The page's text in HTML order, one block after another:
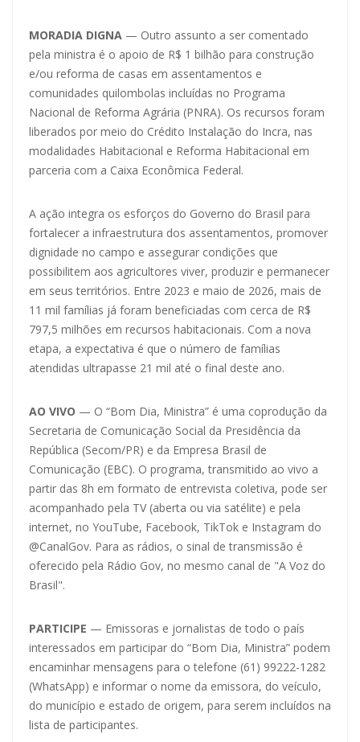
MORADIA DIGNA — Outro assunto a ser comentado
pela ministra é o apoio de R$ 1 bilhão para construção
e/ou reforma de casas em assentamentos e
comunidades quilombolas incluídas no Programa
Nacional de Reforma Agrária (PNRA). Os recursos foram
liberados por meio do Crédito Instalação do Incra, nas
modalidades Habitacional e Reforma Habitacional em
parceria com a Caixa Econômica Federal.
A ação integra os esforços do Governo do Brasil para
fortalecer a infraestrutura dos assentamentos, promover
dignidade no campo e assegurar condições que
possibilitem aos agricultores viver, produzir e permanecer
em seus territórios. Entre 2023 e maio de 2026, mais de
11 mil famílias já foram beneficiadas com cerca de R$
797,5 milhões em recursos habitacionais. Com a nova
etapa, a expectativa é que o número de famílias
atendidas ultrapasse 21 mil até o final deste ano.
AO VIVO — O “Bom Dia, Ministra” é uma coprodução da
Secretaria de Comunicação Social da Presidência da
República (Secom/PR) e da Empresa Brasil de
Comunicação (EBC). O programa, transmitido ao vivo a
partir das 8h em formato de entrevista coletiva, pode ser
acompanhado pela TV (aberta ou via satélite) e pela
internet, no YouTube, Facebook, TikTok e Instagram do
@CanalGov. Para as rádios, o sinal de transmissão é
oferecido pela Rádio Gov, no mesmo canal de "A Voz do
Brasil".
PARTICIPE — Emissoras e jornalistas de todo o país
interessados em participar do “Bom Dia, Ministra” podem
encaminhar mensagens para o telefone (61) 99222-1282
(WhatsApp) e informar o nome da emissora, do veículo,
do município e estado de origem, para serem incluídos na
lista de participantes.